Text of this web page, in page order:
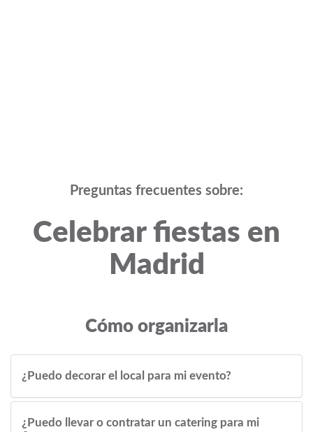
Preguntas frecuentes sobre:
Celebrar fiestas en
Madrid
Cómo organizarla
¿Puedo decorar el local para mi evento?
¿Puedo llevar o contratar un catering para mi